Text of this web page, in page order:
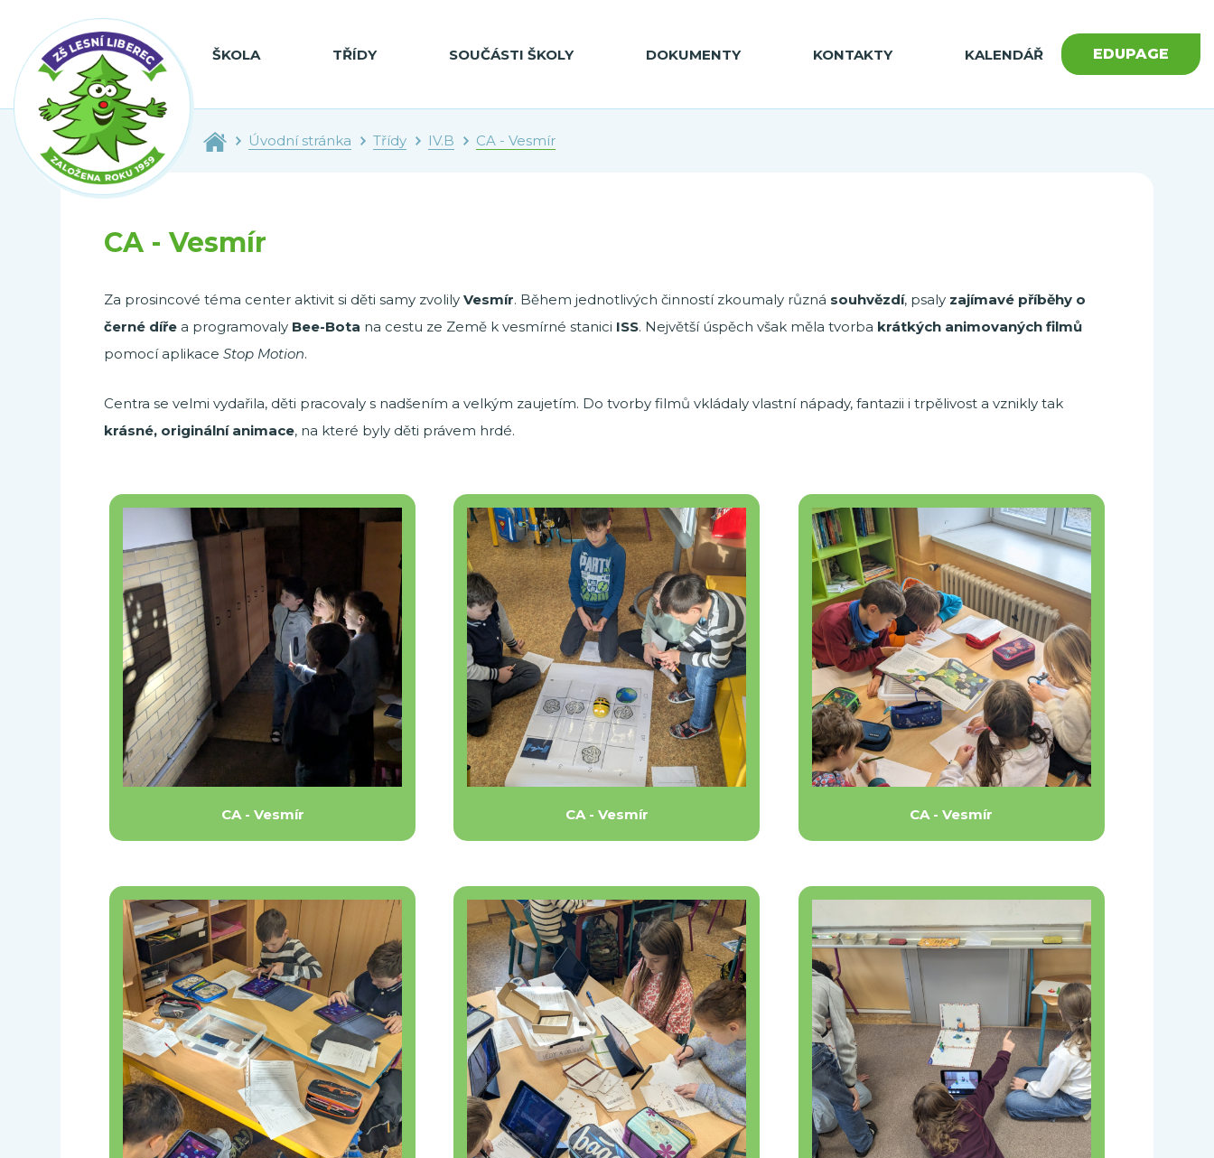
ŠKOLA TŘÍDY SOUČÁSTI ŠKOLY DOKUMENTY KONTAKTY KALENDÁŘ EDUPAGE
Úvodní stránka Třídy IV.B CA - Vesmír
CA - Vesmír
Za prosincové téma center aktivit si děti samy zvolily Vesmír. Během jednotlivých činností zkoumaly různá souhvězdí, psaly zajímavé příběhy o
černé díře a programovaly Bee-Bota na cestu ze Země k vesmírné stanici ISS. Největší úspěch však měla tvorba krátkých animovaných filmů
pomocí aplikace Stop Motion.
Centra se velmi vydařila, děti pracovaly s nadšením a velkým zaujetím. Do tvorby filmů vkládaly vlastní nápady, fantazii i trpělivost a vznikly tak
krásné, originální animace, na které byly děti právem hrdé.
CA - Vesmír CA - Vesmír CA - Vesmír